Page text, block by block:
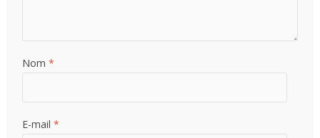
Nom*
E-mail*